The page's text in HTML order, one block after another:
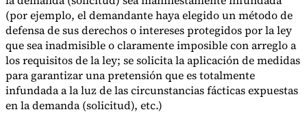
Expertos
Nuestros autoresConviértase en colaborador
(por ejemplo, el demandante haya elegido un método de
defensa de sus derechos o intereses protegidos por la ley
que sea inadmisible o claramente imposible con arreglo a
los requisitos de la ley; se solicita la aplicación de medidas
para garantizar una pretensión que es totalmente
infundada a la luz de las circunstancias fácticas expuestas
en la demanda (solicitud), etc.)